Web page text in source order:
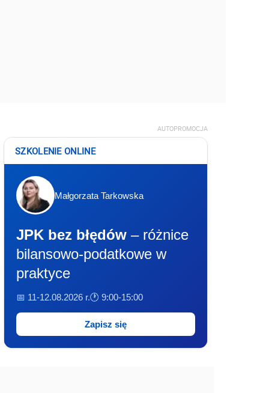
AUTOPROMOCJA
SZKOLENIE ONLINE
Małgorzata Tarkowska
JPK bez błędów – różnice
bilansowo-podatkowe w
praktyce
📅 11-12.08.2026 r.🕐 9:00-15:00
Zapisz się